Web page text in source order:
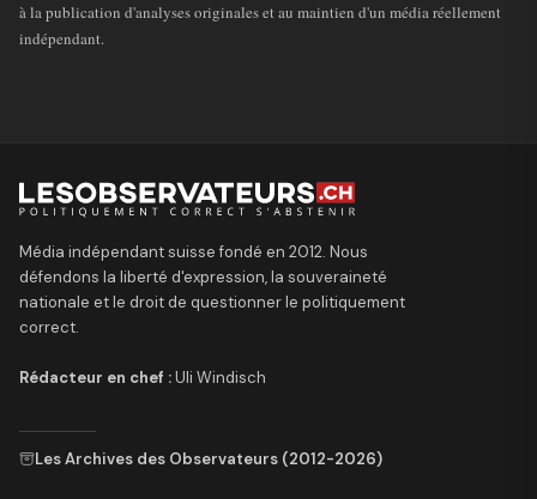
à la publication d'analyses originales et au maintien d'un média réellement
indépendant.
Média indépendant suisse fondé en 2012. Nous
défendons la liberté d'expression, la souveraineté
nationale et le droit de questionner le politiquement
correct.
Rédacteur en chef :Uli Windisch
Les Archives des Observateurs (2012-2026)